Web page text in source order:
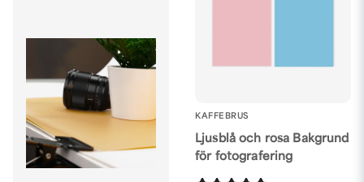
KAFFEBRUS
Ljusblå och rosa Bakgrund
för fotografering